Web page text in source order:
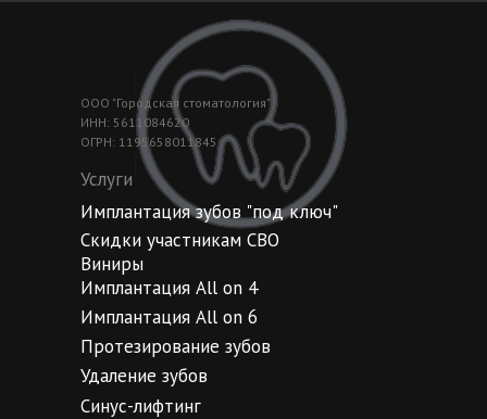
ООО "Городская стоматология"
ИНН: 5611084620
ОГРН: 1195658011845
Услуги
Протезирование зубов
Виниры
Удаление зубов
Имплантация All on 6
Синус-лифтинг
Имплантация All on 4
Имплантация зубов "под ключ"
Скидки участникам СВО